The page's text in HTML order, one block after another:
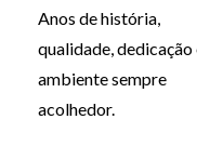
Anos de história,
qualidade, dedicação
ambiente sempre
acolhedor.